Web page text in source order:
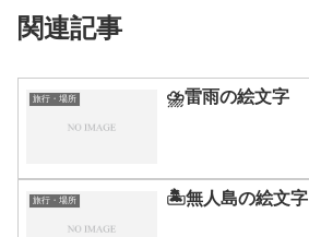
関連記事
旅行・場所 ⛈️雷雨の絵文字
旅行・場所 🏝️無人島の絵文字